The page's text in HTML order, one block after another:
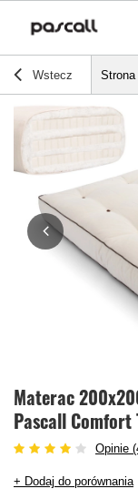
Wstecz Strona
Materac
Pascall Comfort
Opinie
+ Dodaj do porównania